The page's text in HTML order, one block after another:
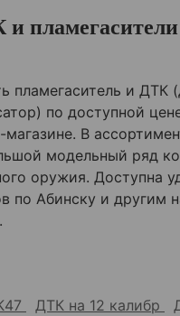
пламегаситель и ДТК
по доступной
В
модельный ряд
оружия. Доступна
по Абинску и другим
ДТК на 12 калибр